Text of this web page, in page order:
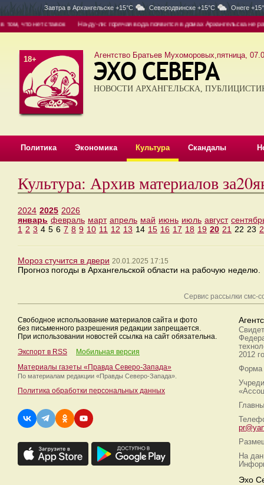
Завтра в Архангельске +15°C Северодвинске +15°C Онеге
что нет ставок На-ду-ли: горячая вода появится в домах Архангельска не
18+ Агентство Братьев Мухоморовых,пятница,
НОВОСТИ АРХАНГЕЛЬСКА,
Политика Экономика Культура Скандалы
Культура: Архив материалов
2024 2025 2026
январь февраль март апрель май июнь июль август
1 2 3 4 5 6 7 8 9 10 11 12 13 14 15 16 17 18 19 20 21 22 23
Мороз стучится в двери 20.01.2025 17:15
Прогноз погоды в Архангельской области на рабочую неделю.
Сервис рассылки смс-
Свободное использование материалов сайта и фото
без письменного разрешения редакции запрещается.
При использовании новостей ссылка на сайт обязательна.
Экспорт в RSS
Мобильная версия
Материалы газеты «Правда Северо-Запада»
По материалам редакции «Правды Северо-Запада».
Политика обработки персональных данных
2012
Форма
На
Эхо